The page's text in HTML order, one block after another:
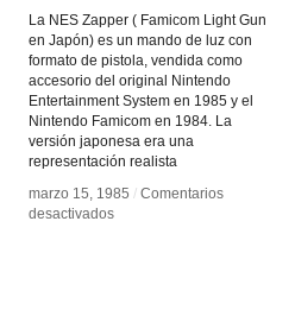
La NES Zapper ( Famicom Light Gun
en Japón) es un mando de luz con
formato de pistola, vendida como
accesorio del original Nintendo
Entertainment System en 1985 y el
Nintendo Famicom en 1984. La
versión japonesa era una
representación realista
marzo 15, 1985 / Comentarios
desactivadosen
marzo 15, 1985 / Comentarios
desactivadosen